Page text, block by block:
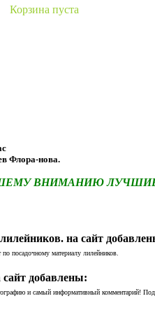
Корзина пуста
Флора-нова.
ВНИМАНИЮ ЛУЧШИЕ
на сайт
посадочному материалу лилейников.
добавлены:
и самый информативный комментарий!